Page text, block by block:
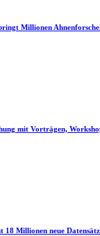
Millionen
mit Vorträgen,
Millionen neue